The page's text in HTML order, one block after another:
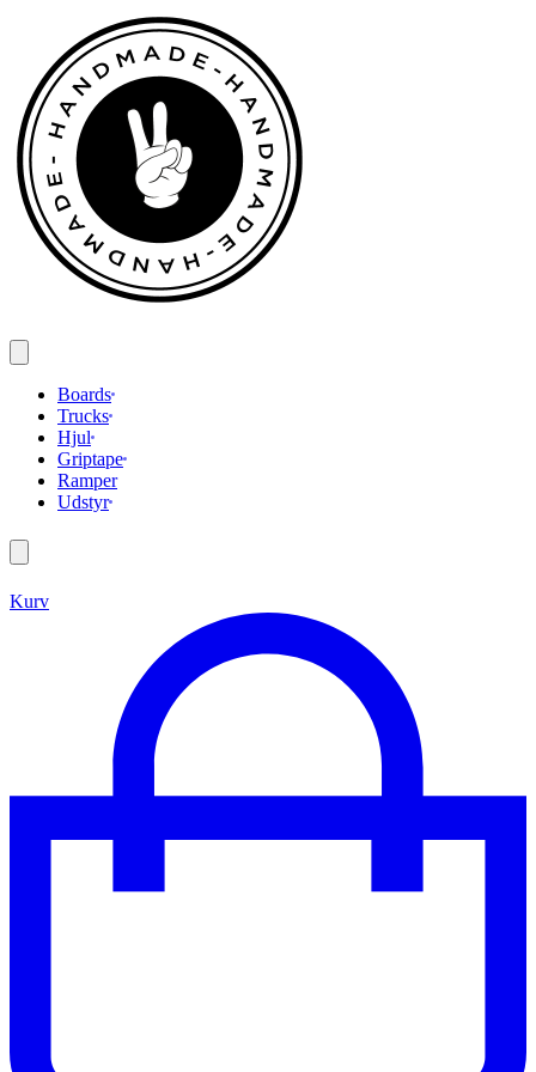
indhold
Boards
Trucks
Hjul
Griptape
Ramper
Udstyr
Search
Kurv